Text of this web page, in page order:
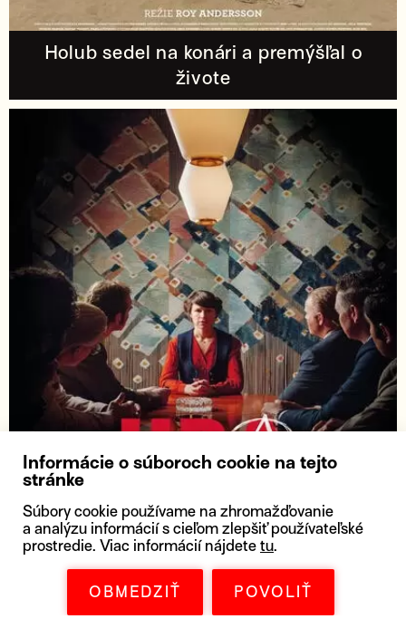
Holub sedel na konári a premýšľal o
živote
Hra o moc - Ďalšie štyri roky (epizóda
Informácie o súboroch cookie na tejto
stránke
Súbory cookie používame na zhromažďovanie
a analýzu informácií s cieľom zlepšiť používateľské
prostredie. Viac informácií nájdete tu.
OBMEDZIŤ POVOLIŤ